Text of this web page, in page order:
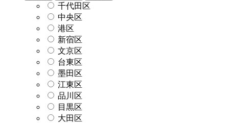
千代田区
中央区
港区
新宿区
文京区
台東区
墨田区
江東区
品川区
目黒区
大田区